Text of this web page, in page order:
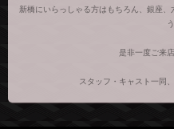
新橋にいらっしゃる方はもちろん、銀座
是非一度ご来
スタッフ・キャスト一同